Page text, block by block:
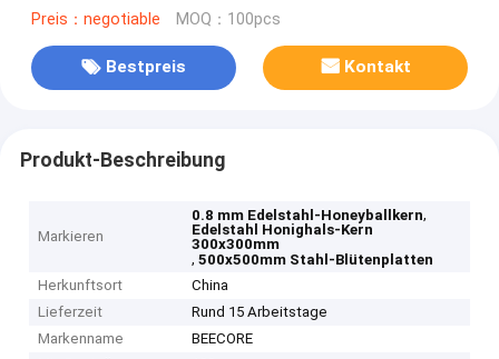
Preis：negotiable MOQ：100pcs
Bestpreis Kontakt
Produkt-Beschreibung
Markieren
0.8 mm Edelstahl-Honeyballkern,
Edelstahl Honighals-Kern
300x300mm
,500x500mm Stahl-Blütenplatten
Herkunftsort
China
Lieferzeit
Rund 15 Arbeitstage
Markenname
BEECORE